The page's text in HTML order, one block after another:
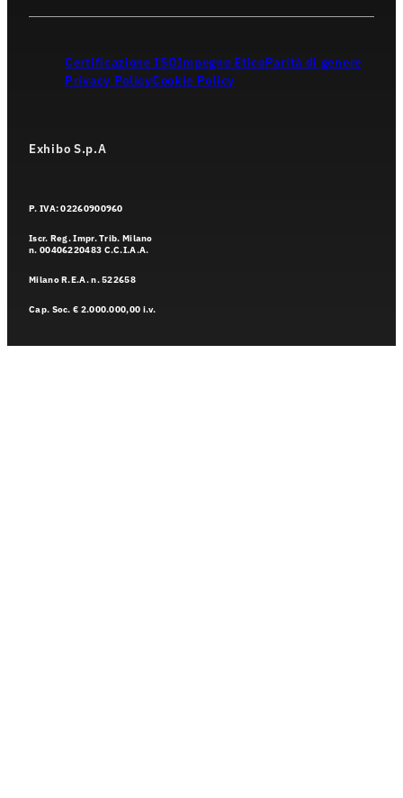
Exhibo S.p.A
Certificazione ISOImpegno EticoParità di genere
Privacy PolicyCookie Policy
P. IVA: 02260900960
Iscr. Reg. Impr. Trib. Milano
n. 00406220483 C.C.I.A.A.
Milano R.E.A. n. 522658
Cap. Soc. € 2.000.000,00 i.v.